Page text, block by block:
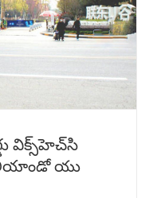
విక్స్‌హెచ్‌సి
యు